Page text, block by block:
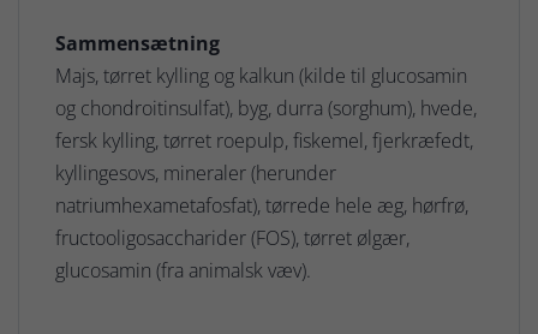
Sammensætning
Majs, tørret kylling og kalkun (kilde til glucosamin
og chondroitinsulfat), byg, durra (sorghum), hvede,
fersk kylling, tørret roepulp, fiskemel, fjerkræfedt,
kyllingesovs, mineraler (herunder
natriumhexametafosfat), tørrede hele æg, hørfrø,
fructooligosaccharider (FOS), tørret ølgær,
glucosamin (fra animalsk væv).